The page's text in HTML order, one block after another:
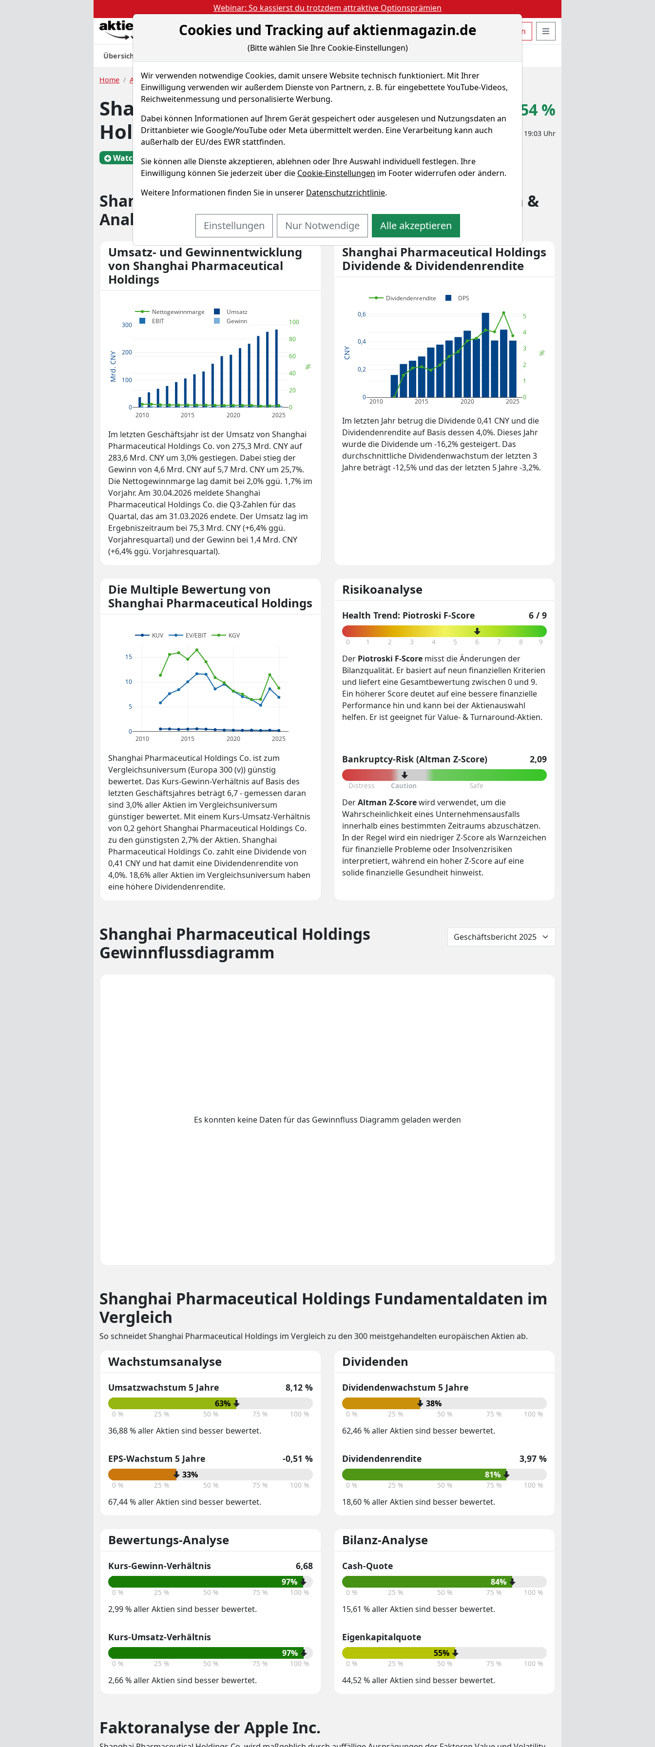
Webinar: So kassierst du trotzdem attraktive Optionsprämien
Aktien Nachrichten Magazine Aktien- und Artikelsuche öffnen
Gratis Account Bestellen Login Seitennavigation öffnen
Übersicht
Home Aktien Shanghai Pharmaceutical Holdings Co. Fundamentaldaten
Shanghai Pharmaceutical
Holdings Aktie
Watchlist S1R WKN A1JAWQ
+1,54 %
Echtzeit-Aktienkurs 07.08.2026, 19:03 Uhr
Shanghai Pharmaceutical Holdings Fundamentaldaten &
Analysen
Umsatz- und Gewinnentwicklung
von Shanghai Pharmaceutical
Holdings
2010 2015 2020 2025
0
100
200
300
0
20
40
60
80
100
Nettogewinnmarge
Umsatz
EBIT
Gewinn
Mrd. CNY %
Im letzten Geschäftsjahr ist der Umsatz von Shanghai
Pharmaceutical Holdings Co. von 275,3 Mrd. CNY auf
283,6 Mrd. CNY um 3,0% gestiegen. Dabei stieg der
Gewinn von 4,6 Mrd. CNY auf 5,7 Mrd. CNY um 25,7%.
Die Nettogewinnmarge lag damit bei 2,0% ggü. 1,7% im
Vorjahr. Am 30.04.2026 meldete Shanghai
Pharmaceutical Holdings Co. die Q3-Zahlen für das
Quartal, das am 31.03.2026 endete. Der Umsatz lag im
Ergebniszeitraum bei 75,3 Mrd. CNY (+6,4% ggü.
Vorjahresquartal) und der Gewinn bei 1,4 Mrd. CNY
(+6,4% ggü. Vorjahresquartal).
Shanghai Pharmaceutical Holdings
Dividende & Dividendenrendite
2010 2015 2020 2025
0
0,2
0,4
0,6
0
1
2
3
4
5
Dividendenrendite DPS
CNY %
Im letzten Jahr betrug die Dividende 0,41 CNY und die
Dividendenrendite auf Basis dessen 4,0%. Dieses Jahr
wurde die Dividende um -16,2% gesteigert. Das
durchschnittliche Dividendenwachstum der letzten 3
Jahre beträgt -12,5% und das der letzten 5 Jahre -3,2%.
Die Multiple Bewertung von
Shanghai Pharmaceutical Holdings
2010 2015 2020 2025
0
5
10
15
KUV EV/EBIT KGV
Shanghai Pharmaceutical Holdings Co. ist zum
Vergleichsuniversum (Europa 300 (v)) günstig
bewertet. Das Kurs-Gewinn-Verhältnis auf Basis des
letzten Geschäftsjahres beträgt 6,7 - gemessen daran
sind 3,0% aller Aktien im Vergleichsuniversum
günstiger bewertet. Mit einem Kurs-Umsatz-Verhältnis
von 0,2 gehört Shanghai Pharmaceutical Holdings Co.
zu den günstigsten 2,7% der Aktien. Shanghai
Pharmaceutical Holdings Co. zahlt eine Dividende von
0,41 CNY und hat damit eine Dividendenrendite von
4,0%. 18,6% aller Aktien im Vergleichsuniversum haben
eine höhere Dividendenrendite.
Risikoanalyse
Health Trend: Piotroski F-Score 6 / 9
0 1 2 3 4 5 6 7 8 9
Der Piotroski F-Score misst die Änderungen der
Bilanzqualität. Er basiert auf neun finanziellen Kriterien
und liefert eine Gesamtbewertung zwischen 0 und 9.
Ein höherer Score deutet auf eine bessere finanzielle
Performance hin und kann bei der Aktienauswahl
helfen. Er ist geeignet für Value- & Turnaround-Aktien.
Bankruptcy-Risk (Altman Z-Score) 2,09
Distress Caution Safe
DerAltman Z-Scorewird verwendet, um die
Wahrscheinlichkeit eines Unternehmensausfalls
innerhalb eines bestimmten Zeitraums abzuschätzen.
In der Regel wird ein niedriger Z-Score als Warnzeichen
für finanzielle Probleme oder Insolvenzrisiken
interpretiert, während ein hoher Z-Score auf eine
solide finanzielle Gesundheit hinweist.
Shanghai Pharmaceutical Holdings
Gewinnflussdiagramm
Es konnten keine Daten für das Gewinnfluss Diagramm geladen werden
Shanghai Pharmaceutical Holdings Fundamentaldaten im
Vergleich
So schneidet Shanghai Pharmaceutical Holdings im Vergleich zu den 300 meistgehandelten europäischen Aktien ab.
Wachstumsanalyse
Umsatzwachstum 5 Jahre 8,12 %
63%
0 % 25 % 50 % 75 % 100 %
36,88 % aller Aktien sind besser bewertet.
EPS-Wachstum 5 Jahre -0,51 %
33%
0 % 25 % 50 % 75 % 100 %
67,44 % aller Aktien sind besser bewertet.
Dividenden
Dividendenwachstum 5 Jahre
38%
0 % 25 % 50 % 75 % 100 %
62,46 % aller Aktien sind besser bewertet.
Dividendenrendite 3,97 %
81%
0 % 25 % 50 % 75 % 100 %
18,60 % aller Aktien sind besser bewertet.
Bewertungs-Analyse
Kurs-Gewinn-Verhältnis 6,68
97%
0 % 25 % 50 % 75 % 100 %
2,99 % aller Aktien sind besser bewertet.
Kurs-Umsatz-Verhältnis
97%
0 % 25 % 50 % 75 % 100 %
2,66 % aller Aktien sind besser bewertet.
Bilanz-Analyse
Cash-Quote
84%
0 % 25 % 50 % 75 % 100 %
15,61 % aller Aktien sind besser bewertet.
Eigenkapitalquote
55%
0 % 25 % 50 % 75 % 100 %
44,52 % aller Aktien sind besser bewertet.
Faktoranalyse der Apple Inc.
Cookies und Tracking auf aktienmagazin.de
(Bitte wählen Sie Ihre Cookie-Einstellungen)
Wir verwenden notwendige Cookies, damit unsere Website technisch funktioniert. Mit Ihrer
Einwilligung verwenden wir außerdem Dienste von Partnern, z. B. für eingebettete YouTube-Videos,
Reichweitenmessung und personalisierte Werbung.
Dabei können Informationen auf Ihrem Gerät gespeichert oder ausgelesen und Nutzungsdaten an
Drittanbieter wie Google/YouTube oder Meta übermittelt werden. Eine Verarbeitung kann auch
außerhalb der EU/des EWR stattfinden.
Sie können alle Dienste akzeptieren, ablehnen oder Ihre Auswahl individuell festlegen. Ihre
Einwilligung können Sie jederzeit über die Cookie-Einstellungen im Footer widerrufen oder ändern.
Weitere Informationen finden Sie in unserer Datenschutzrichtlinie.
Einstellungen Nur Notwendige Alle akzeptieren